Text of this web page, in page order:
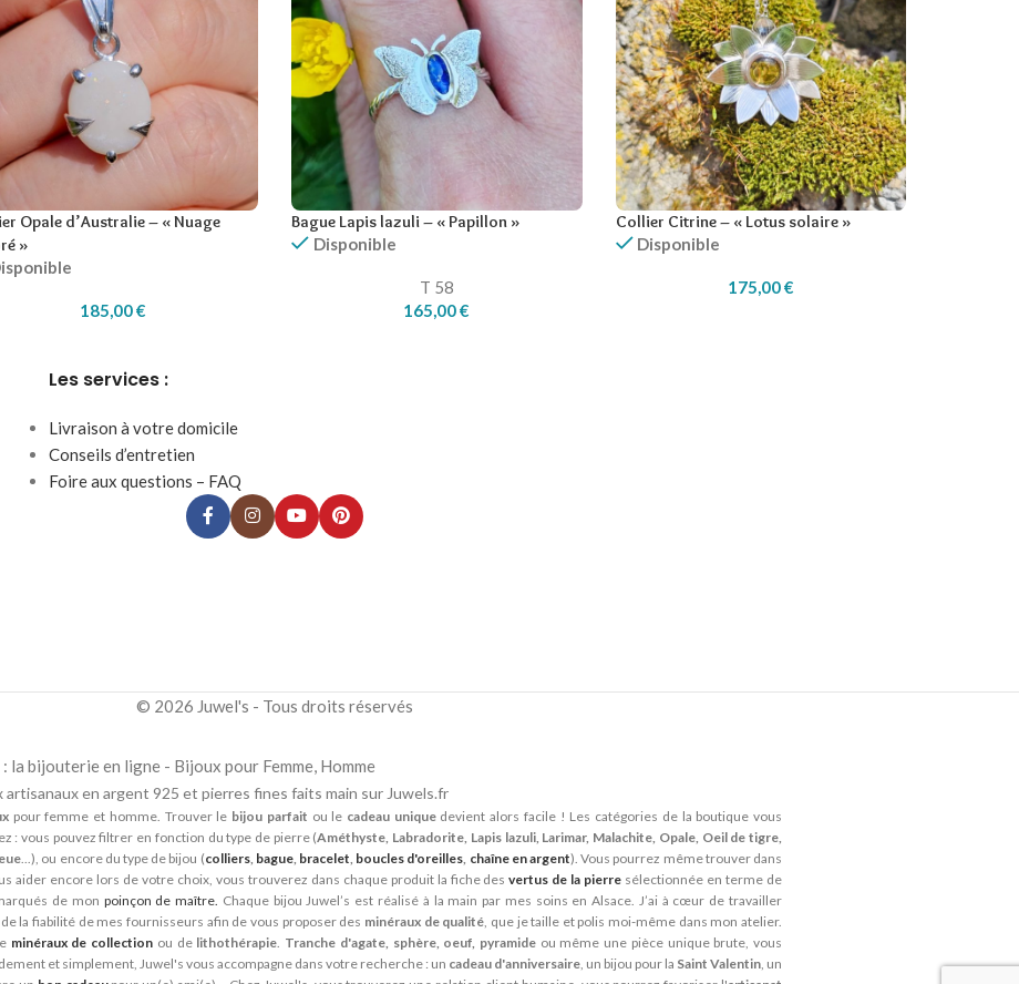
Opale d’Australie – « Nuage
»
185,00€
Bague Lapis lazuli – « Papillon »
Disponible
T 58
165,00€
Collier Citrine – « Lotus solaire »
Disponible
175,00€
Les services :
Livraison à votre domicile
Conseils d’entretien
Foire aux questions – FAQ
© 2026 Juwel's - Tous droits réservés
: la bijouterie en ligne - Bijoux pour Femme, Homme
artisanaux en argent 925 et pierres fines faits main sur Juwels.fr
pour femme et homme. Trouver le bijou parfait ou le cadeau uniquedevient alors facile ! Les catégories de la boutique vous
: vous pouvez filtrer en fonction du type de pierre (Améthyste, Labradorite, Lapis lazuli, Larimar, Malachite, Opale, Oeil de tigre,
...), ou encore du type de bijou (colliers, bague, bracelet boucles d'oreilles chaîne en argent). Vous pourrez même trouver dans
aider encore lors de votre choix, vous trouverez dans chaque produit la fiche desvertus de la pierre sélectionnée en terme de
de mon poinçon de maître. Chaque bijou Juwel’s est réalisé à la main par mes soins en Alsace. J’ai à cœur de travailler
la fiabilité de mes fournisseurs afin de vous proposer des minéraux de qualité , que je taille et polis moi-même dans mon atelier.
minéraux de collection ou de lithothérapie Tranche d'agate, sphère, oeuf, pyramideou même une pièce unique brute, vous
et simplement, Juwel's vous accompagne dans votre recherche : un cadeau d'anniversaire , un bijou pour la Saint Valentin , un